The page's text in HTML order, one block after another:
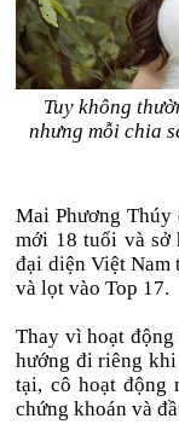
Tuy không
nhưng mỗi chia
Mai Phương Thúy
mới 18 tuổi và sở
đại diện Việt Nam
và lọt vào Top 17.
Thay vì hoạt
hướng đi riêng
tại, cô hoạt động
chứng khoán và